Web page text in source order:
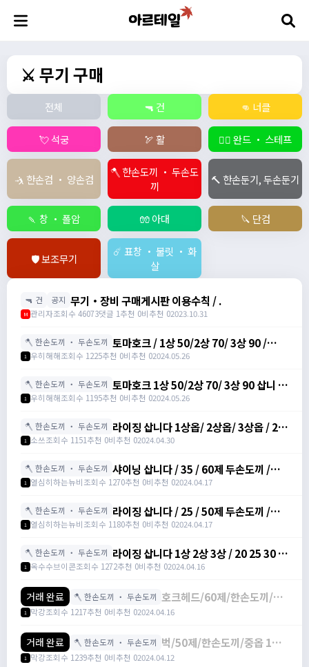
⚔️ 무기 구매
전체 🔫 건 👊 너클
💘 석궁 🏹 활 🧙‍♀️ 완드 ・ 스테프
🤺 한손검 ・ 양손검
🪓 한손도끼 ・ 두손도
끼
🔨 한손둔기, 두손둔기
🍡 창 ・ 폴암 🧤 아대 🔪 단검
🛡️ 보조무기
☄️ 표창 ・ 불릿 ・ 화
살
🔫 건 공지 무기・장비 구매게시판 이용수칙 / .
M 관리자조회수 46073댓글 1추천 0비추천 02023.10.31
🪓 한손도끼 ・ 두손도끼 토마호크 / 1상 50/2상 70/ 3상 90 /
https://open.kakao.com/o/geVRYg8f
1 우히해해조회수 1225추천 0비추천 02024.05.26
🪓 한손도끼 ・ 두손도끼 토마호크 1상 50/2상 70/ 3상 90 삽니 /
1상 50/2상 70/ 3상 90 /
1 우히해해조회수 1195추천 0비추천 02024.05.26
🪓 한손도끼 ・ 두손도끼 라이징 삽니다 1상옵/ 2상옵/ 3상옵 / 25/
30/ 35 /
1 소쓰조회수 1151추천 0비추천 02024.04.30
🪓 한손도끼 ・ 두손도끼 샤이닝 삽니다 / 35 / 60제 두손도끼 /
https://open.kakao.com/o/glARWYjg
1 열심히하는뉴비조회수 1270추천 0비추천 02024.04.17
🪓 한손도끼 ・ 두손도끼 라이징 삽니다 / 25 / 50제 두손도끼 /
https://open.kakao.com/o/glARWYjg
1 열심히하는뉴비조회수 1180추천 0비추천 02024.04.17
🪓 한손도끼 ・ 두손도끼 라이징 삽니다 1상 2상 3상 / 20 25 30 /
https://open.kakao.com/o/glARWYjg
1 옥수수브이콘조회수 1272추천 0비추천 02024.04.16
거래 완료 🪓 한손도끼 ・ 두손도끼 호크헤드/60제/한손도끼/정
옵25/1상옵30/2상옵35/3상
상옵30/2상옵35/3상옵40 /
정옵77 / 1상옵78/ 2상옵
79/ 3상옵80 /
1 막강조회수 1217추천 0비추천 02024.04.16
거래 완료 🪓 한손도끼 ・ 두손도끼 벅/50제/한손도끼/중옵 15만
/1상옵 20만/2상옵 22만/3
1 막강조회수 1239추천 0비추천 02024.04.12